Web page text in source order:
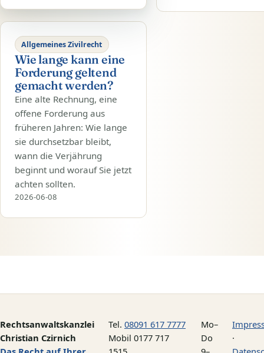
Allgemeines Zivilrecht
Wie lange kann eine
Forderung geltend
gemacht werden?
Eine alte Rechnung, eine
offene Forderung aus
früheren Jahren: Wie lange
sie durchsetzbar bleibt,
wann die Verjährung
beginnt und worauf Sie jetzt
achten sollten.
2026-06-08
Rechtsanwaltskanzlei
Christian Czirnich
Tel. 08091 617 7777
Mobil 0177 717
Mo–
Do
·